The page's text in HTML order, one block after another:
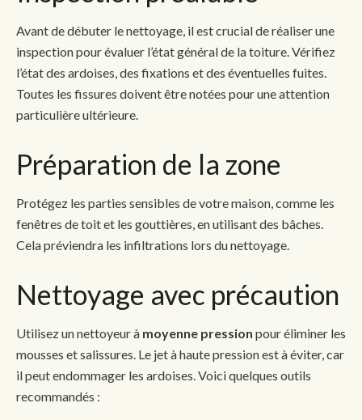
Avant de débuter le nettoyage, il est crucial de réaliser une
inspection pour évaluer l’état général de la toiture. Vérifiez
l’état des ardoises, des fixations et des éventuelles fuites.
Toutes les fissures doivent être notées pour une attention
particulière ultérieure.
Préparation de la zone
Protégez les parties sensibles de votre maison, comme les
fenêtres de toit et les gouttières, en utilisant des bâches.
Cela préviendra les infiltrations lors du nettoyage.
Nettoyage avec précaution
Utilisez un nettoyeur à moyenne pression pour éliminer les
mousses et salissures. Le jet à haute pression est à éviter, car
il peut endommager les ardoises. Voici quelques outils
recommandés :